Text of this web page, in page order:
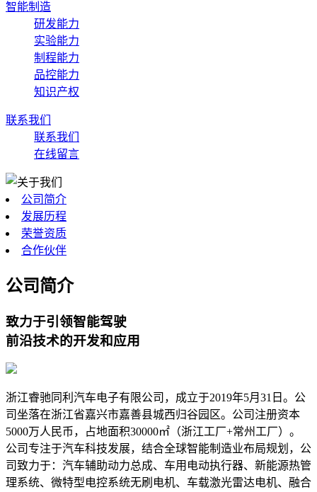
智能制造
研发能力
实验能力
制程能力
品控能力
知识产权
联系我们
联系我们
在线留言
公司简介
发展历程
荣誉资质
合作伙伴
公司简介
致力于引领智能驾驶
前沿技术的开发和应用
浙江睿驰同利汽车电子有限公司，成立于2019年5月31日。公
司坐落在浙江省嘉兴市嘉善县城西归谷园区。公司注册资本
5000万人民币，占地面积30000㎡（浙江工厂+常州工厂）。
公司专注于汽车科技发展，结合全球智能制造业布局规划，公
司致力于：汽车辅助动力总成、车用电动执行器、新能源热管
理系统、微特型电控系统无刷电机、车载激光雷达电机、融合